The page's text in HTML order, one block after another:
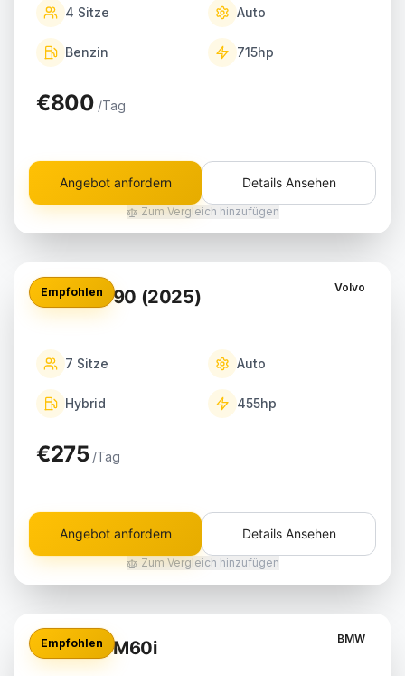
4 Sitze Auto
Benzin 715hp
€800 /Tag
Angebot anfordern Details Ansehen
Zum Vergleich hinzufügen
Empfohlen Volvo
Volvo XC90 (2025)
7 Sitze Auto
Hybrid 455hp
€275 /Tag
Angebot anfordern Details Ansehen
Zum Vergleich hinzufügen
Empfohlen BMW
BMW X7 M60i